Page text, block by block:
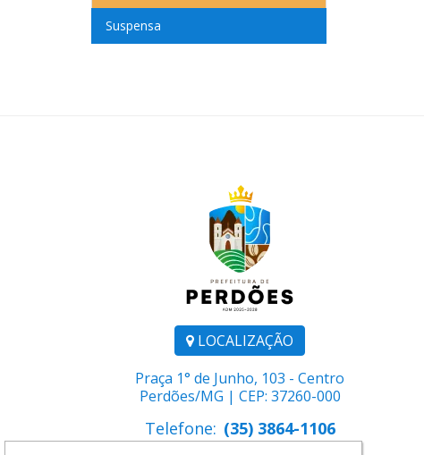
Suspensa
LOCALIZAÇÃO
Praça 1° de Junho, 103 - Centro
Perdões/MG | CEP: 37260-000
Telefone: (35) 3864-1106